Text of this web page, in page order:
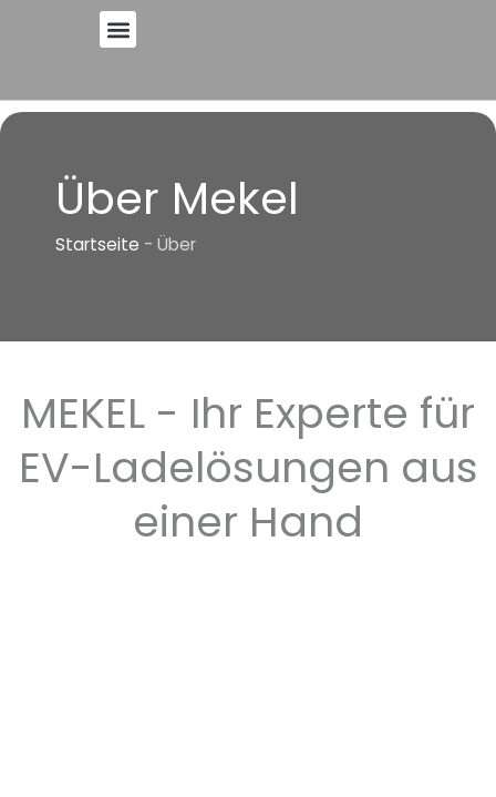
Über Mekel
Startseite - Über
MEKEL - Ihr Experte für
EV-Ladelösungen aus
einer Hand